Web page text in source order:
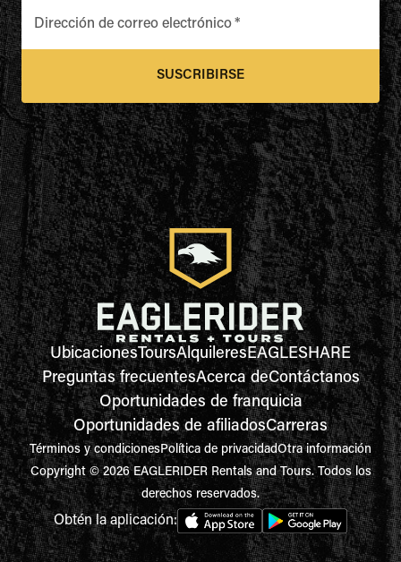
Dirección de correo electrónico*
SUSCRIBIRSE
UbicacionesToursAlquileresEAGLESHARE
Preguntas frecuentesAcerca deContáctanos
Oportunidades de franquicia
Oportunidades de afiliadosCarreras
Términos y condicionesPolítica de privacidadOtra información
Copyright © 2026 EAGLERIDER Rentals and Tours. Todos los
derechos reservados.
Obtén la aplicación: